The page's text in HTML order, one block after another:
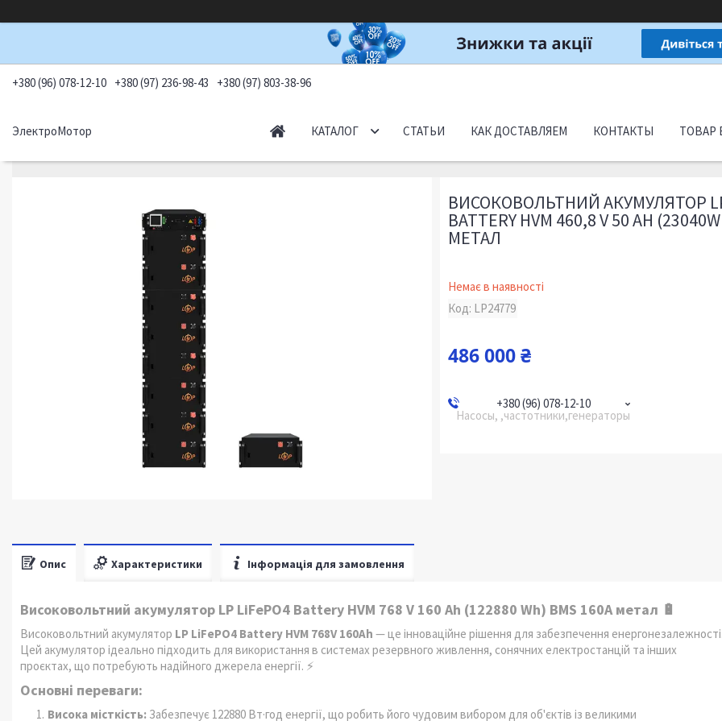
+380 (96) 078-12-10 +380 (97) 236-98-43 +380 (97) 803-38-96
ЭлектроМотор КАТАЛОГ СТАТЬИ КАК ДОСТАВЛЯЕМ КОНТАКТЫ ТОВАР
ВИСОКОВОЛЬТНИЙ АКУМУЛЯТОР
BATTERY HVM 460,8 V 50 AH
МЕТАЛ
Немає в наявності
Код: LP24779
486 000 ₴
+380 (96) 078-12-10
Насосы, ,частотники,генераторы
Опис Характеристики Інформація для замовлення
Високовольтний акумулятор LP LiFePO4 Battery HVM 768 V 160 Ah (122880 Wh) BMS 160А метал 🔋
Високовольтний акумулятор LP LiFePO4 Battery HVM 768V 160Ah — це інноваційне рішення для забезпечення
Цей акумулятор ідеально підходить для використання в системах резервного живлення, сонячних електростанцій та інших
проєктах, що потребують надійного джерела енергії. ⚡
Основні переваги:
Висока місткість: Забезпечує 122880 Вт·год енергії, що робить його чудовим вибором для об'єктів із великими